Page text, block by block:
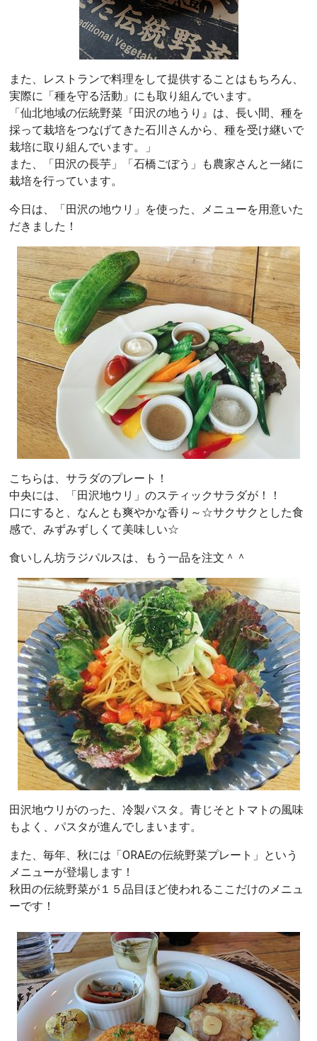
また、レストランで料理をして提供することはもちろん、
実際に「種を守る活動」にも取り組んでいます。
「仙北地域の伝統野菜『田沢の地うり』は、長い間、種を
採って栽培をつなげてきた石川さんから、種を受け継いで
栽培に取り組んでいます。」
また、「田沢の長芋」「石橋ごぼう」も農家さんと一緒に
栽培を行っています。
今日は、「田沢の地ウリ」を使った、メニューを用意いた
だきました！
こちらは、サラダのプレート！
中央には、「田沢地ウリ」のスティックサラダが！！
口にすると、なんとも爽やかな香り～☆サクサクとした食
感で、みずみずしくて美味しい☆
食いしん坊ラジパルスは、もう一品を注文＾＾
田沢地ウリがのった、冷製パスタ。青じそとトマトの風味
もよく、パスタが進んでしまいます。
また、毎年、秋には「ORAEの伝統野菜プレート」という
メニューが登場します！
秋田の伝統野菜が１５品目ほど使われるここだけのメニュ
ーです！